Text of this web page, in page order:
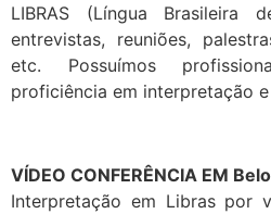
LIBRAS (Língua Brasileira
entrevistas, reuniões,
etc. Possuímos
proficiência em interpretação
VÍDEO CONFERÊNCIA EM
Interpretação em Libras por